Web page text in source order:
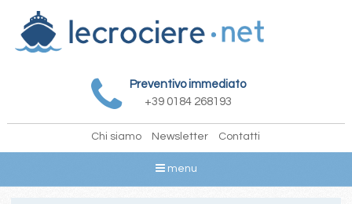
Preventivo immediato
+39 0184 268193
Chi siamo Newsletter Contatti
menu